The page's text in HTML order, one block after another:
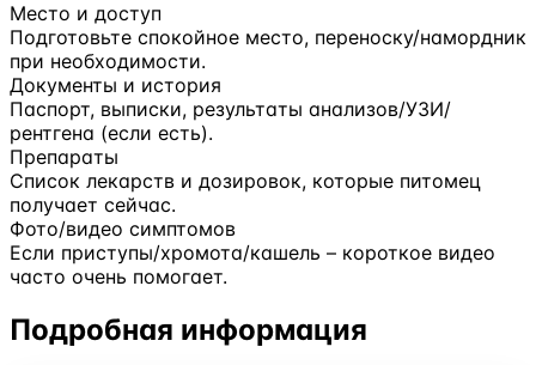
Место и доступ
Подготовьте спокойное место, переноску/намордник
при необходимости.
Документы и история
Паспорт, выписки, результаты анализов/УЗИ/
рентгена (если есть).
Препараты
Список лекарств и дозировок, которые питомец
получает сейчас.
Фото/видео симптомов
Если приступы/хромота/кашель – короткое видео
часто очень помогает.
Подробная информация